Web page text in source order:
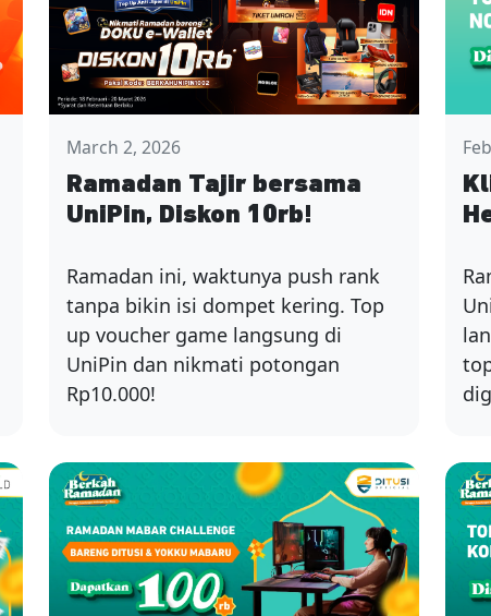
March 2, 2026
Ramadan Tajir bersama
UniPin, Diskon 10rb!
Ramadan ini, waktunya push rank
tanpa bikin isi dompet kering. Top
up voucher game langsung di
UniPin dan nikmati potongan
Rp10.000!